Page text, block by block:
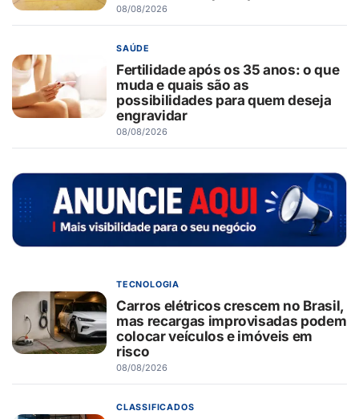
08/08/2026
SAÚDE
Fertilidade após os 35 anos: o que
muda e quais são as
possibilidades para quem deseja
engravidar
08/08/2026
TECNOLOGIA
Carros elétricos crescem no Brasil,
mas recargas improvisadas podem
colocar veículos e imóveis em
risco
08/08/2026
CLASSIFICADOS